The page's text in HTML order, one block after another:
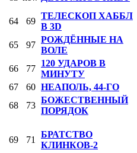
64 69
ТЕЛЕСКОП ХАББЛ
В 3D
65 97
РОЖДЁННЫЕ НА
ВОЛЕ
66 77
120 УДАРОВ В
МИНУТУ
67
60 НЕАПОЛЬ, 44-ГО
68
73
БОЖЕСТВЕННЫЙ
ПОРЯДОК
69 71
БРАТСТВО
КЛИНКОВ-2